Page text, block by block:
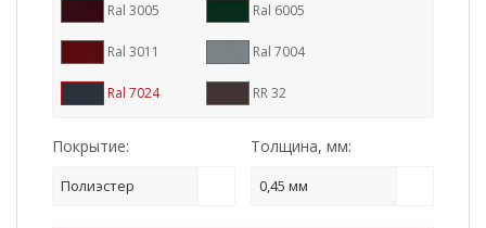
Ral 3005 Ral 6005
Ral 3011 Ral 7004
Ral 7024 RR 32
Покрытие:
Полиэстер
Толщина, мм:
0,45 мм